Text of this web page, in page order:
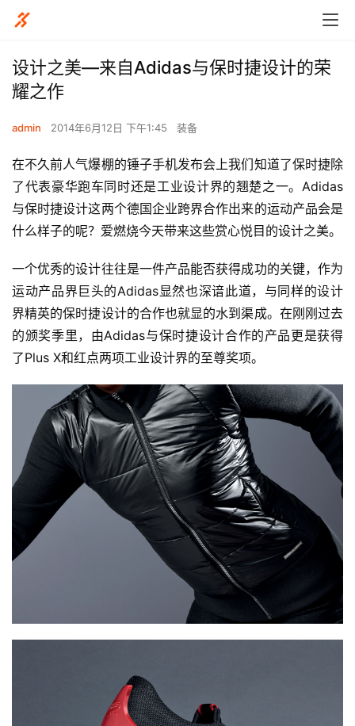
设计之美—来自Adidas与保时捷设计的荣
耀之作
admin 2014年6月12日 下午1:45 装备
在不久前人气爆棚的锤子手机发布会上我们知道了保时捷除
了代表豪华跑车同时还是工业设计界的翘楚之一。Adidas
与保时捷设计这两个德国企业跨界合作出来的运动产品会是
什么样子的呢？爱燃烧今天带来这些赏心悦目的设计之美。
一个优秀的设计往往是一件产品能否获得成功的关键，作为
运动产品界巨头的Adidas显然也深谙此道，与同样的设计
界精英的保时捷设计的合作也就显的水到渠成。在刚刚过去
的颁奖季里，由Adidas与保时捷设计合作的产品更是获得
了Plus X和红点两项工业设计界的至尊奖项。